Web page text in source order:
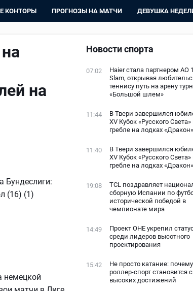
КОНТОРЫ ПРОГНОЗЫ НА МАТЧИ ДЕВУШКА
на
Бундеслиги:
(16) (1)
немецкой
Новости спорта
07:02
Haier стала партнером AO
Slam, открывая
теннису путь на арену
«Большой шлем»
11:44
В Твери завершился
XV Кубок «Русского Света»
гребле на лодках «Дракон»
11:40
В Твери завершился
XV Кубок «Русского Света»
гребле на лодках «Дракон»
19:08
TCL поздравляет
сборную Испании по
исторической победой в
чемпионате мира
14:49
Проект ОНЕ укрепил
среди лидеров высотного
проектирования
15:42
Не просто катание: почему
роллер-спорт становится
высоких достижений